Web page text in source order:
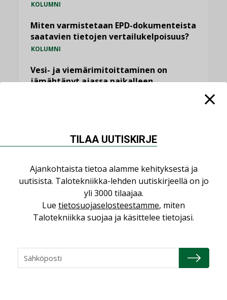
KOLUMNI
Miten varmistetaan EPD-dokumenteista
saatavien tietojen vertailukelpoisuus?
KOLUMNI
Vesi- ja viemärimitoittaminen on
jämähtänyt ajassa paikalleen
NIMITYKSET
Consti
Refair
NIMITYKSET
TILAA UUTISKIRJE
Ajankohtaista tietoa alamme kehityksestä ja
uutisista. Talotekniikka-lehden uutiskirjeellä on jo
yli 3000 tilaajaa.
Lue tietosuojaselosteestamme, miten
Talotekniikka suojaa ja käsittelee tietojasi.